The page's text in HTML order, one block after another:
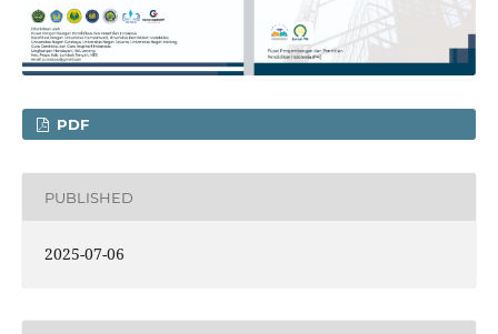
PDF
PUBLISHED
2025-07-06